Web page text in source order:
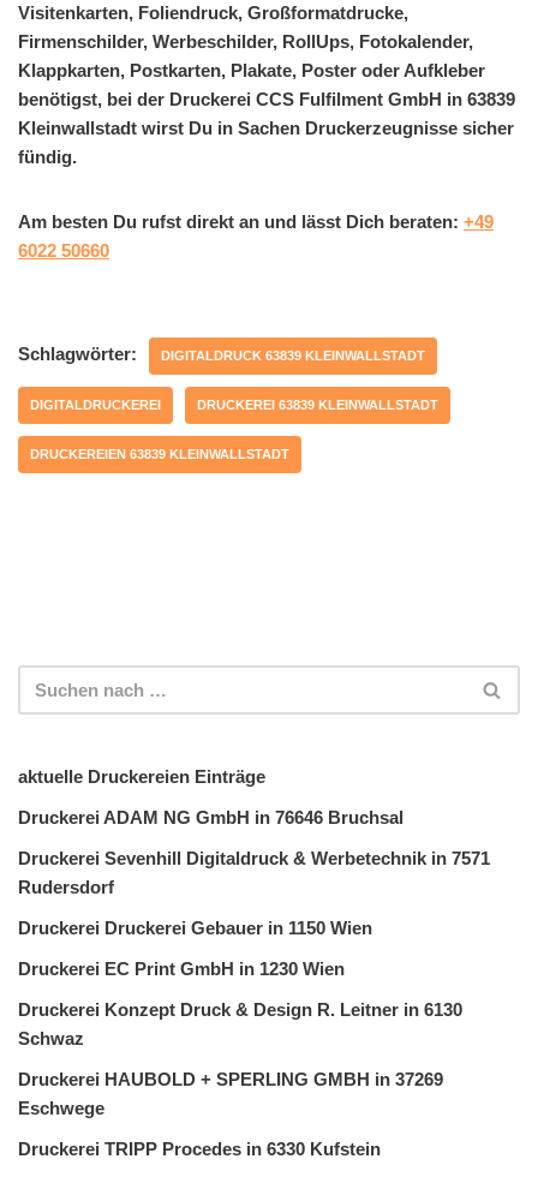
Visitenkarten, Foliendruck, Großformatdrucke,
Firmenschilder, Werbeschilder, RollUps, Fotokalender,
Klappkarten, Postkarten, Plakate, Poster oder Aufkleber
benötigst, bei der Druckerei CCS Fulfilment GmbH in 63839
Kleinwallstadt wirst Du in Sachen Druckerzeugnisse sicher
fündig.
Am besten Du rufst direkt an und lässt Dich beraten: +49
6022 50660
Schlagwörter: DIGITALDRUCK 63839 KLEINWALLSTADT
DIGITALDRUCKEREI DRUCKEREI 63839 KLEINWALLSTADT
DRUCKEREIEN 63839 KLEINWALLSTADT
aktuelle Druckereien Einträge
Druckerei ADAM NG GmbH in 76646 Bruchsal
Druckerei Sevenhill Digitaldruck & Werbetechnik in 7571
Rudersdorf
Druckerei Druckerei Gebauer in 1150 Wien
Druckerei EC Print GmbH in 1230 Wien
Druckerei Konzept Druck & Design R. Leitner in 6130
Schwaz
Druckerei HAUBOLD + SPERLING GMBH in 37269
Eschwege
Druckerei TRIPP Procedes in 6330 Kufstein